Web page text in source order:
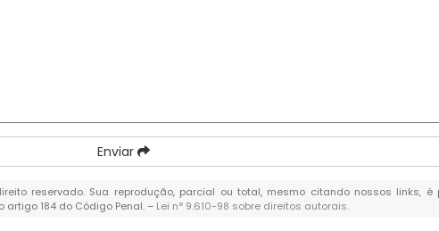
Enviar
reservado. Sua reprodução, parcial ou total, mesmo citando nossos links, é
184 do Código Penal. – Lei n° 9.610-98 sobre direitos autorais.